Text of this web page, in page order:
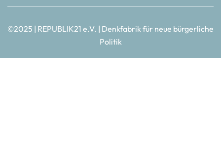
©2025 | REPUBLIK21 e.V. | Denkfabrik für neue bürgerliche
Politik